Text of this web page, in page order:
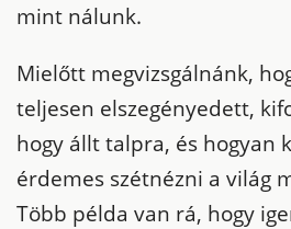
mint nálunk.
Mielőtt megvizsgálnánk,
teljesen elszegényedett,
hogy állt talpra, és hogyan
érdemes szétnézni a világ
Több példa van rá, hogy